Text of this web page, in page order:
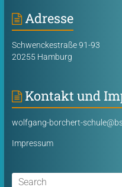
Adresse
Schwenckestraße 91-93
20255 Hamburg
Kontakt und
wolfgang-borchert-
Impressum